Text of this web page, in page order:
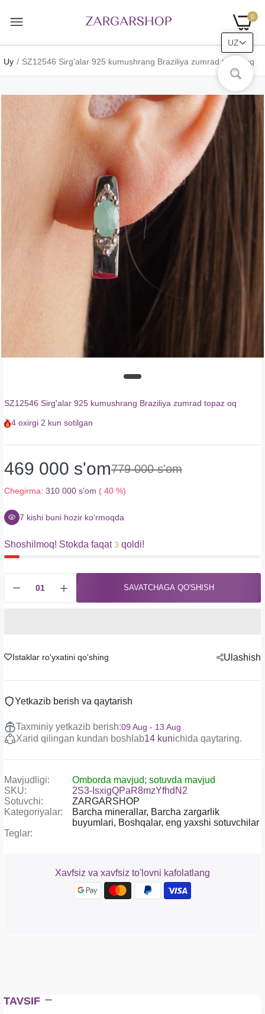
0
Uy SZ12546 Sirg'alar 925 kumushrang Braziliya zumrad topaz oq
SZ12546 Sirg'alar 925 kumushrang Braziliya zumrad topaz oq
4 oxirgi 2 kun sotilgan
469 000 s'om779 000 s'om
Chegirma: 310 000 s'om ( 40 %)
7 kishi buni hozir koʻrmoqda
Shoshilmoq! Stokda faqat3 qoldi!
SAVATCHAGA QO'SHISH
Istaklar ro'yxatini qo'shing Ulashish
Yetkazib berish va qaytarish
Taxminiy yetkazib berish:09 Aug - 13 Aug
Xarid qilingan kundan boshlab14 kunichida qaytaring.
Mavjudligi:
Omborda mavjud; sotuvda mavjud
SKU:
2S3-IsxigQPaR8mzYfhdN2
Sotuvchi:
ZARGARSHOP
Kategoriyalar:
Barcha minerallar, Barcha zargarlik
buyumlari, Boshqalar, eng yaxshi sotuvchilar
Teglar:
Xavfsiz va xavfsiz to'lovni kafolatlang
TAVSIF
UZ